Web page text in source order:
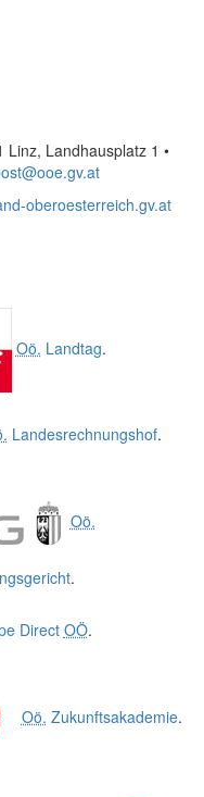
Linz, Landhausplatz 1 •
oberoesterreich.gv.at
Oö. Landtag.
Landesrechnungshof.
Oö.
.
Direct OÖ.
Oö. Zukunftsakademie.